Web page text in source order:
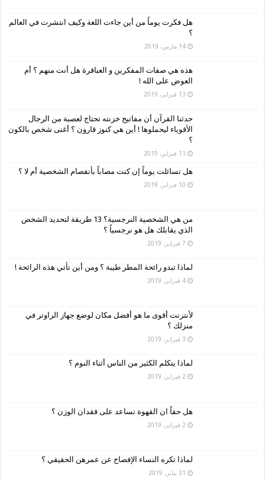
هل فكرت يوماً من أين جاءت اللغة وكيف انتشرت في العالم
؟
14 مارس، 2019
هذه هي صفات المفكرين و العباقرة هل أنت منهم ؟ أم
العوض على الله !
13 فبراير، 2019
حدثنا القرآن أن مفاتيح خزنته تحتاج لعصبة من الرجال
الأقوياء ليحملوها ! أين هي كنوز قارون ؟ أغنى شخص بالكون
؟
11 فبراير، 2019
هل تسائلت يوماً إن كنت مصاباً بأنفصام الشخصية أم لا ؟
10 فبراير، 2019
من هي الشخصية النرجسية؟ 13 طريقة لتحديد الشخص
الذي يقابلك هل هو نرجسياً ؟
7 فبراير، 2019
لماذا تبدو رائحة المطر طيبة ؟ ومن أين تأتي هذه الرائحة !
4 فبراير، 2019
لأنترنت أقوى ما هو أفضل مكان لوضع جهاز الراوتر في
منزلك ؟
3 فبراير، 2019
لماذا يتكلم الكثير من الناس أثناء النوم ؟
2 فبراير، 2019
هل حقاً ان القهوة تساعد على فقدان الوزن ؟
2 فبراير، 2019
لماذا تكره النساء الإفصاح عن عمرهن الحقيقي ؟
31 يناير، 2019